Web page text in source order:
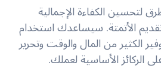
لتحسين الكفاءة الإجمالية
الأتمتة. سيساعدك استخدام
الكثير من المال والوقت وتحرير
الركائز الأساسية لعملك.